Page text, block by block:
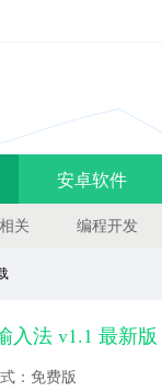
安卓软件
关 编程开发
入法 v1.1 最新版
：免费版